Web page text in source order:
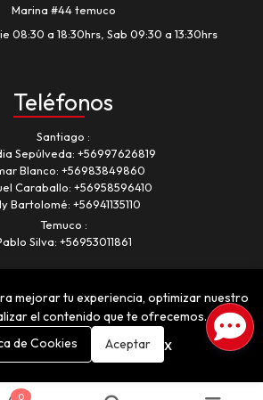
Marina #44 temuco
08:30 a 18:30hrs, Sab 09:30 a 13:30hrs
Teléfonos
Santiago
Sepúlveda: +56997626819
Blanco: +56983849860
Caraballo: +56958596410
Bartolomé: +56941135110
Temuco
Silva: +56953011861
gusta mi tienda? Yo vendo con
0
mejorar tu experiencia, optimizar nuestro
el contenido que te ofrecemos.
de Cookies
Aceptar x